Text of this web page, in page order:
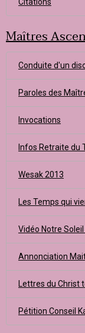
Maîtres
Conduite d'un
Paroles des
Invocations
Infos Retraite du
Wesak 2013
Les Temps qui
Vidéo Notre
Annonciation
Lettres du Christ
Pétition Conseil